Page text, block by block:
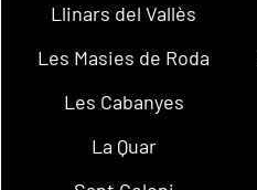
Llinars del Vallès
Les Masies de Roda
Les Cabanyes
La Quar